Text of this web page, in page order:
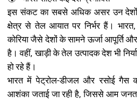
इस संकट का सबसे अधिक असर उन देशों
क्षेत्र से तेल आयात पर निर्भर हैं।
कोरिया जैसे देशों के सामने ऊर्जा आपूर्ति
है। वहीं, खाड़ी के तेल उत्पादक देश भी
हो रहे हैं।
भारत में पेट्रोल-डीजल और रसोई गैस
आशंका जताई जा रही है, जिससे आम जनता